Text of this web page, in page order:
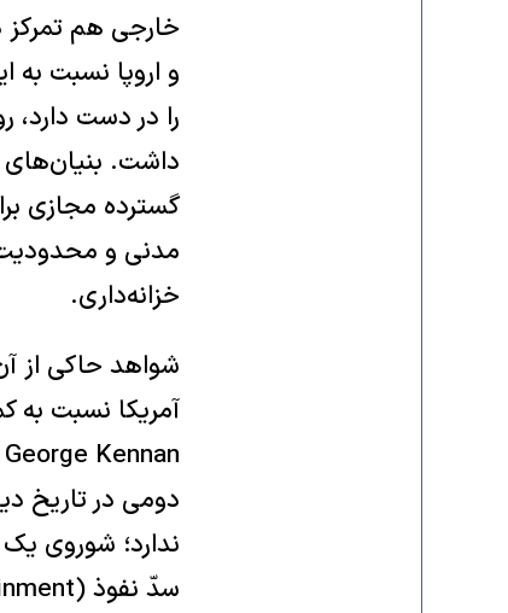
خارجی هم تمرکز
و اروپا نسبت به
داشت. بنیان‌های
گسترده مجازی
مدنی و
خزانه‌داری.
شواهد حاکی از
آمریکا نسبت
دومی در تاریخ